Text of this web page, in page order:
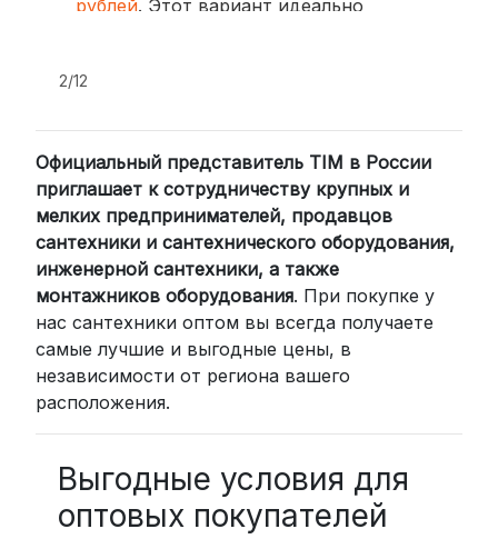
рублей. Этот вариант идеально
компании (СДЭК, BoxBerry, DPD)
Для клиентов из других регионов
России мы сотрудничаем с
проверенными транспортными
компаниями:
СДЭК: Выбирайте доставку до
пункта выдачи (от 2 дней) или
курьером до двери (от 3 дней).
Стоимость начинается от300
рублей
пунктов выдачи или курьером.
Сроки — от 2 дней, стоимость — от
350 рублей
2/12
Официальный представитель TIM в России
приглашает к сотрудничеству крупных и
мелких предпринимателей, продавцов
сантехники и сантехнического оборудования,
инженерной сантехники, а также
монтажников оборудования. При покупке у
нас сантехники оптом вы всегда получаете
самые лучшие и выгодные цены, в
независимости от региона вашего
расположения.
Выгодные условия для
оптовых покупателей